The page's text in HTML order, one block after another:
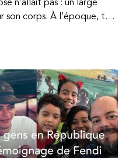
n’allait pas : un large
son corps. À l’époque, très
santé de République
encore largement
de facteur étaient chers
que son traitement dure
parfois une dose
cause de ces soins limités,
manquait